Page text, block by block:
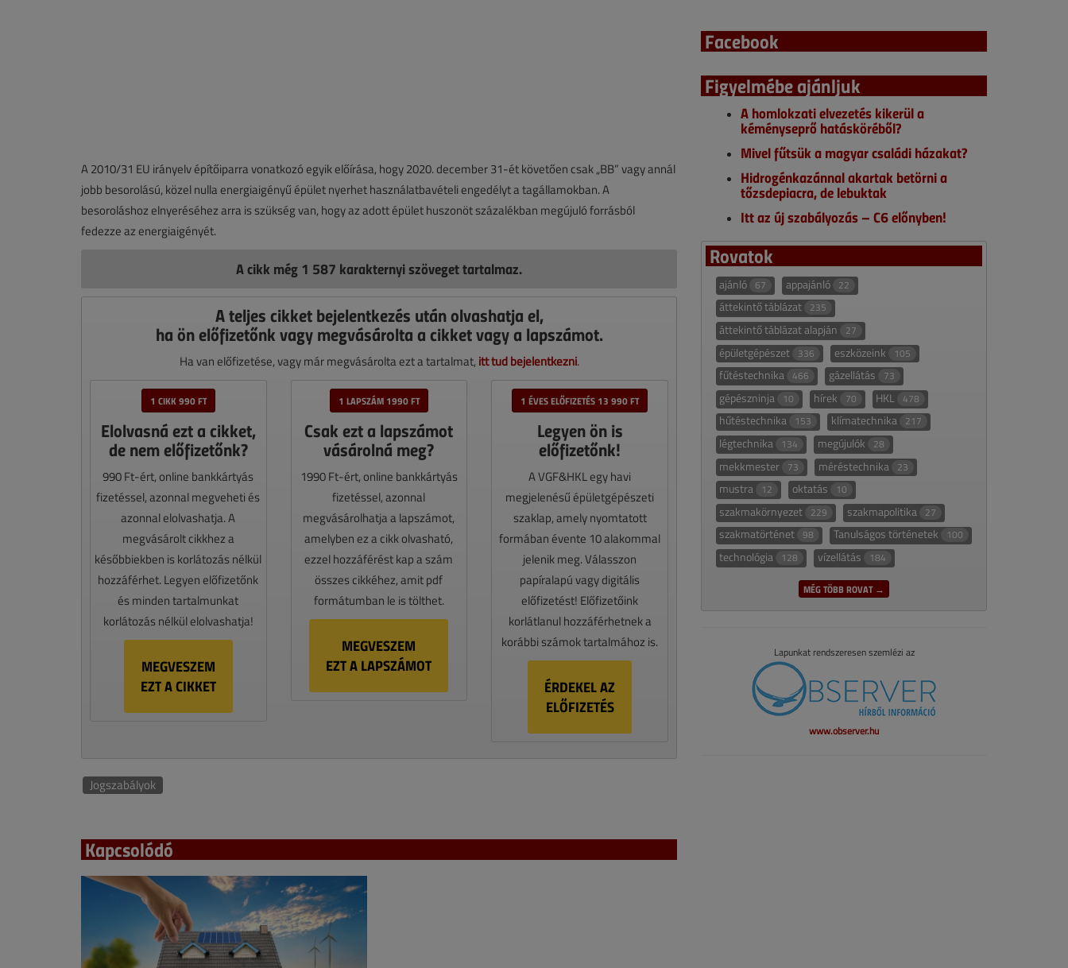
A 2010/31 EU irányelv építőiparra vonatkozó egyik előírása, hogy 2020. december 31-ét követően csak „BB” vagy annál
jobb besorolású, közel nulla energiaigényű épület nyerhet használatbavételi engedélyt a tagállamokban. A
besoroláshoz elnyeréséhez arra is szükség van, hogy az adott épület huszonöt százalékban megújuló forrásból
fedezze az energiaigényét.
A cikk még 1 587 karakternyi szöveget tartalmaz.
A teljes cikket bejelentkezés után olvashatja el,
ha ön előfizetőnk vagy megvásárolta a cikket vagy a lapszámot.
Ha van előfizetése, vagy már megvásárolta ezt a tartalmat, itt tud bejelentkezni.
1 CIKK 990 FT
Elolvasná ezt a cikket,
de nem előfizetőnk?
990 Ft-ért, online bankkártyás
fizetéssel, azonnal megveheti és
azonnal elolvashatja. A
megvásárolt cikkhez a
későbbiekben is korlátozás nélkül
hozzáférhet. Legyen előfizetőnk
és minden tartalmunkat
korlátozás nélkül elolvashatja!
MEGVESZEM
EZT A CIKKET
1 LAPSZÁM 1990 FT
Csak ezt a lapszámot
vásárolná meg?
1990 Ft-ért, online bankkártyás
fizetéssel, azonnal
megvásárolhatja a lapszámot,
amelyben ez a cikk olvasható,
ezzel hozzáférést kap a szám
összes cikkéhez, amit pdf
formátumban le is tölthet.
MEGVESZEM
EZT A LAPSZÁMOT
1 ÉVES ELŐFIZETÉS 13 990 FT
Legyen ön is
előfizetőnk!
A VGF&HKL egy havi
megjelenésű épületgépészeti
szaklap, amely nyomtatott
formában évente 10 alakommal
jelenik meg. Válasszon
papíralapú vagy digitális
előfizetést! Előfizetőink
korlátlanul hozzáférhetnek a
korábbi számok tartalmához is.
ÉRDEKEL AZ
ELŐFIZETÉS
Jogszabályok
Kapcsolódó
Facebook
Figyelmébe ajánljuk
A homlokzati elvezetés kikerül a
kéményseprő hatásköréből?
Mivel fűtsük a magyar családi házakat?
Hidrogénkazánnal akartak betörni a
tőzsdepiacra, de lebuktak
Itt az új szabályozás – C6 előnyben!
Rovatok
ajánló 67 appajánló 22
áttekintő táblázat 235
áttekintő táblázat alapján 27
épületgépészet 336 eszközeink 105
fűtéstechnika 466 gázellátás 73
gépészninja 10 hírek 70 HKL 478
hűtéstechnika 153 klímatechnika 217
légtechnika 134 megújulók 28
mekkmester 73 méréstechnika 23
mustra 12 oktatás 10
szakmakörnyezet 229 szakmapolitika 27
szakmatörténet 98 Tanulságos történetek 100
technológia 128 vízellátás 184
MÉG TÖBB ROVAT →
Lapunkat rendszeresen szemlézi az
www.observer.hu